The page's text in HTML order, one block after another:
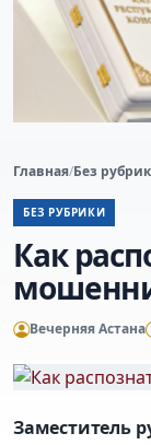
Главная/Без
БЕЗ РУБРИКИ
Как
Вечерняя Астана
Заместитель